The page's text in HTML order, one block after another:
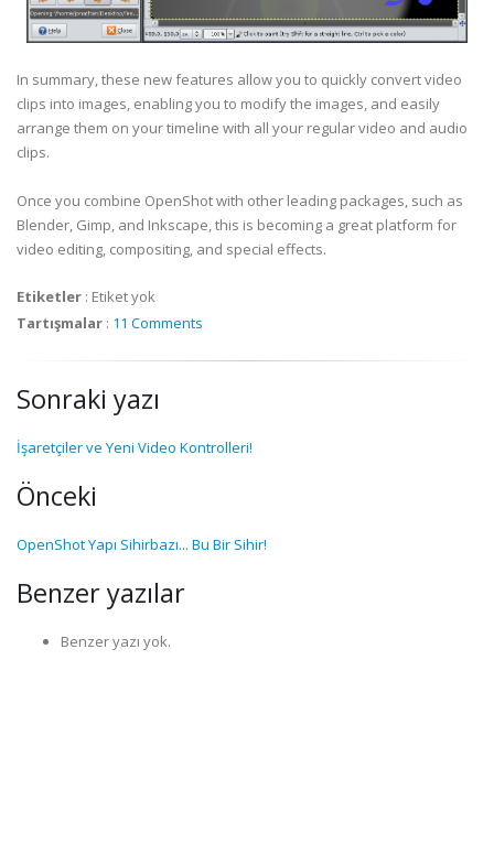
In summary, these new features allow you to quickly convert video
clips into images, enabling you to modify the images, and easily
arrange them on your timeline with all your regular video and audio
clips.
Once you combine OpenShot with other leading packages, such as
Blender, Gimp, and Inkscape, this is becoming a great platform for
video editing, compositing, and special effects.
Etiketler : Etiket yok
Tartışmalar : 11 Comments
Sonraki yazı
İşaretçiler ve Yeni Video Kontrolleri!
Önceki
OpenShot Yapı Sihirbazı... Bu Bir Sihir!
Benzer yazılar
Benzer yazı yok.